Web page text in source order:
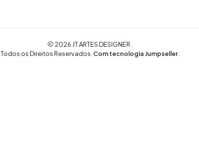
2026 JT ARTES DESIGNER .
Todos os Direitos Reservados. Com tecnologia Jumpseller.